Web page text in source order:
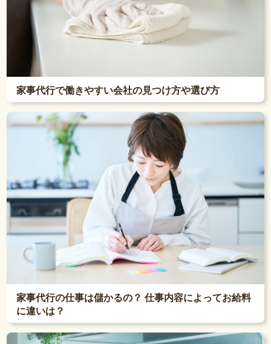
家事代行で働きやすい会社の見つけ方や選び方
家事代行の仕事は儲かるの？ 仕事内容によってお給料
に違いは？